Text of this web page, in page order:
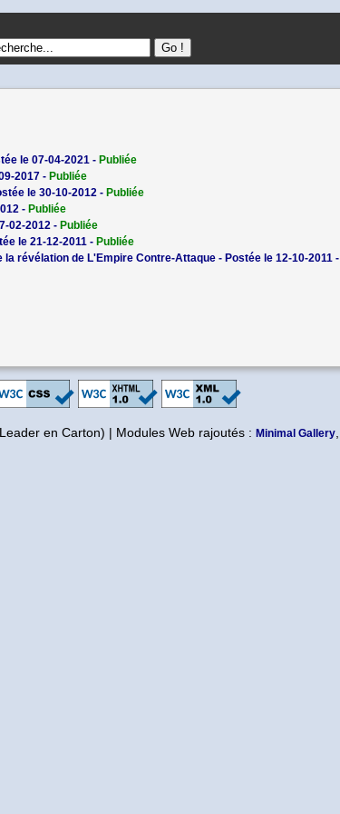
le 07-04-2021 - Publiée
2017 - Publiée
le 30-10-2012 - Publiée
- Publiée
02-2012 - Publiée
le 21-12-2011 - Publiée
la révélation de L'Empire Contre-Attaque - Postée le 12-10-2011 -
en Carton) | Modules Web rajoutés : Minimal Gallery